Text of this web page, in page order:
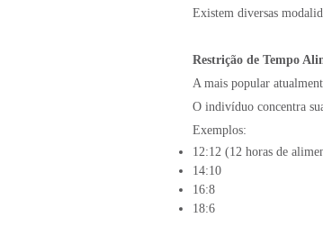
Existem diversas
Restrição de Tempo
A mais popular
O indivíduo concentra
Exemplos:
12:12 (12 horas de
14:10
16:8
18:6